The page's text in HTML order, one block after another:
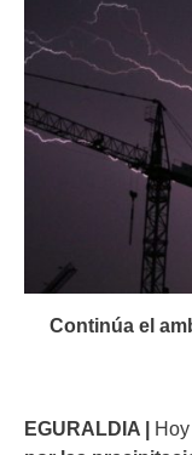
Continúa el
EGURALDIA |